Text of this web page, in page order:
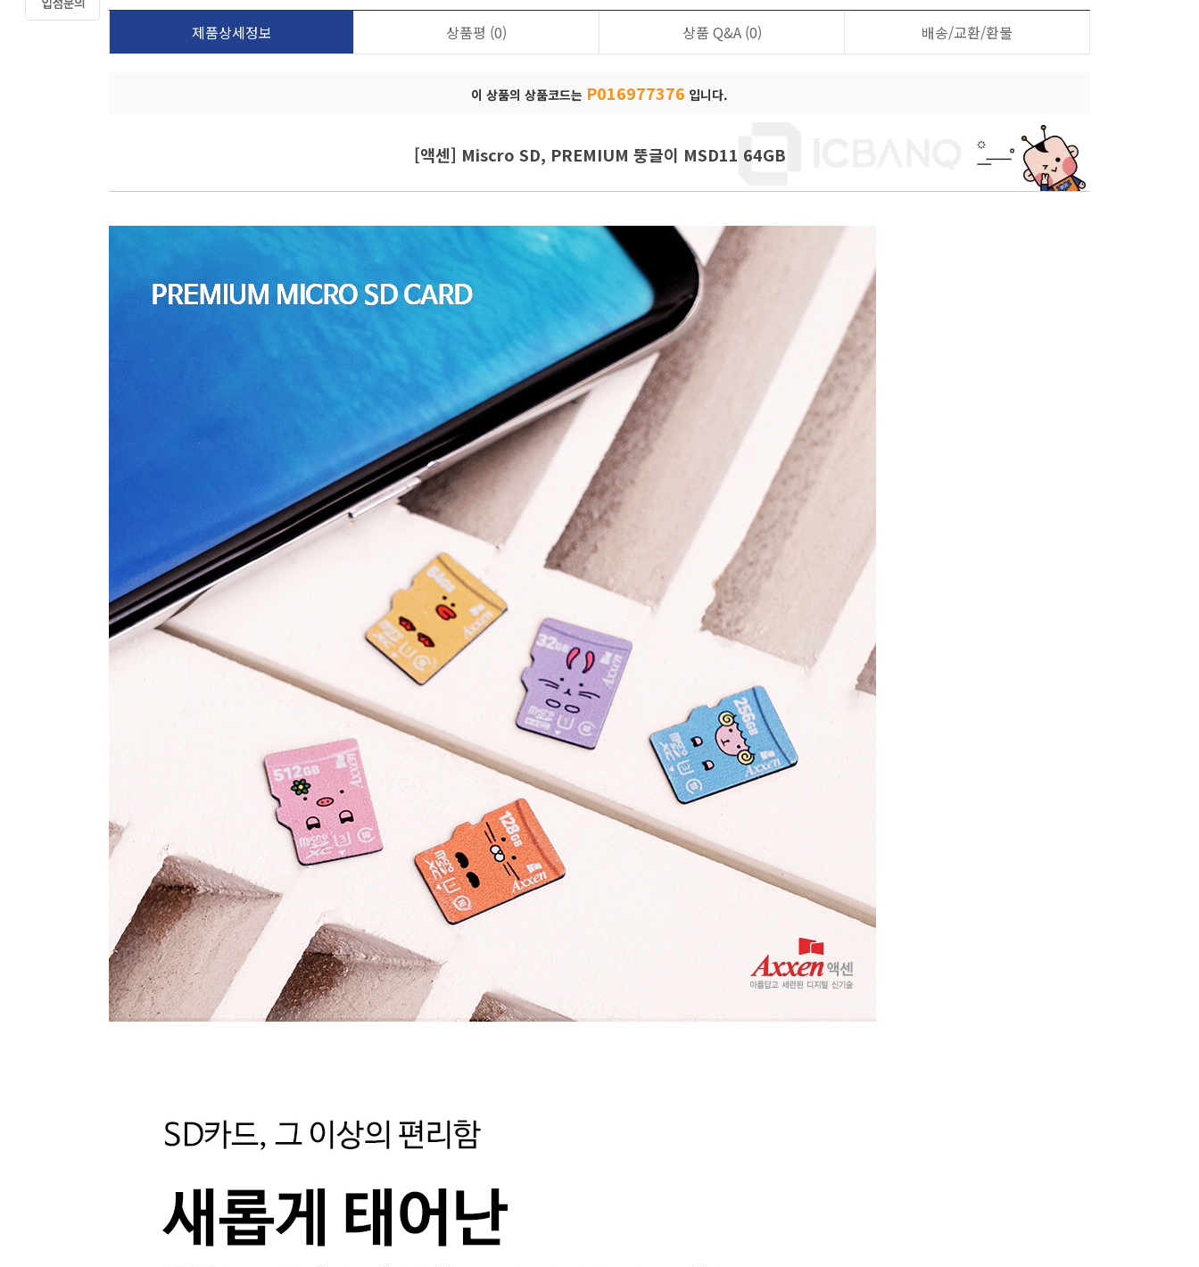
제품상세정보 상품평 (0) 상품 Q&A (0) 배송/교환/환불
이 상품의 상품코드는 P016977376 입니다.
[액센] Miscro SD, PREMIUM 뚱글이 MSD11 64GB